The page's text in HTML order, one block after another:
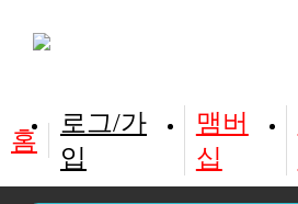
홈
입 십